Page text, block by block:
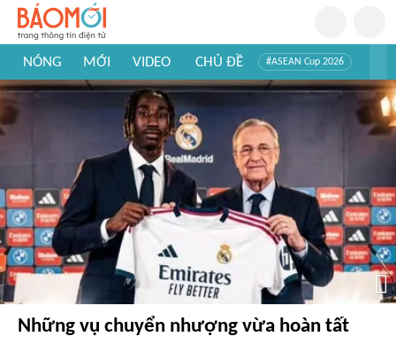
NÓNG MỚI VIDEO CHỦ ĐỀ #ASEAN Cup 2026
#Trí tuệ nhân tạo #Mỹ - Iran
#Khám phá Việt Nam
Những vụ chuyển nhượng vừa hoàn tất